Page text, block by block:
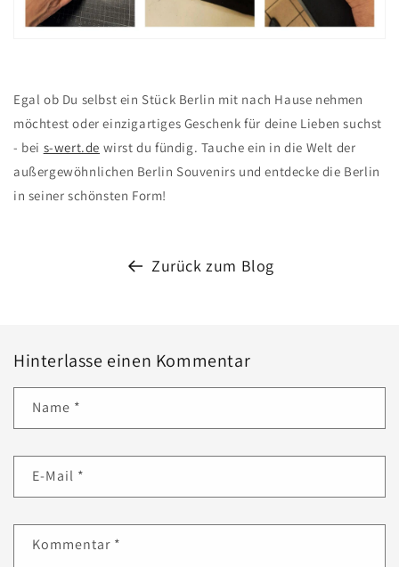
Egal ob Du selbst ein Stück Berlin mit nach Hause nehmen
möchtest oder einzigartiges Geschenk für deine Lieben suchst
- bei s-wert.de wirst du fündig. Tauche ein in die Welt der
außergewöhnlichen Berlin Souvenirs und entdecke die Berlin
in seiner schönsten Form!
Zurück zum Blog
Hinterlasse einen Kommentar
Name *
E-Mail *
Kommentar *